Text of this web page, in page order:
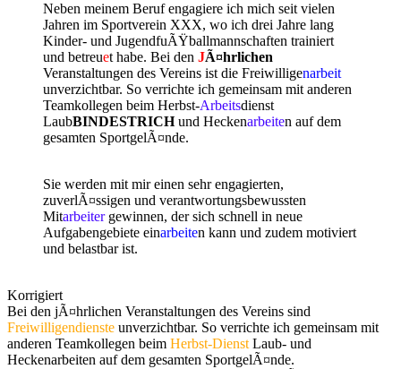
Neben meinem Beruf engagiere ich mich seit vielen
Jahren im Sportverein XXX, wo ich drei Jahre lang
Kinder- und JugendfuÃŸballmannschaften trainiert
und betreuet habe. Bei den JÃ¤hrlichen
Veranstaltungen des Vereins ist die Freiwilligenarbeit
unverzichtbar. So verrichte ich gemeinsam mit anderen
Teamkollegen beim Herbst-Arbeitsdienst
LaubBINDESTRICHund Heckenarbeiten auf dem
gesamten SportgelÃ¤nde.
Sie werden mit mir einen sehr engagierten,
zuverlÃ¤ssigen und verantwortungsbewussten
Mitarbeitergewinnen, der sich schnell in neue
Aufgabengebiete einarbeiten kann und zudem motiviert
und belastbar ist.
Korrigiert
Bei den jÃ¤hrlichen Veranstaltungen des Vereins sind
Freiwilligendienste unverzichtbar. So verrichte ich gemeinsam mit
anderen Teamkollegen beim Herbst-Dienst Laub- und
Heckenarbeiten auf dem gesamten SportgelÃ¤nde.